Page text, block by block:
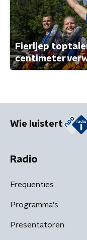
Fierljep
centimeter
Wie luistert
Radio
Frequenties
Programma's
Presentatoren